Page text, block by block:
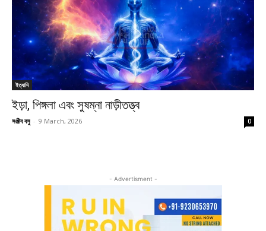
ইত্যাদি
ইড়া, পিঙ্গলা এবং সুষম্না নাড়ীতত্ত্ব
সঞ্জীব বসু - 9 March, 2026 0
- Advertisment -